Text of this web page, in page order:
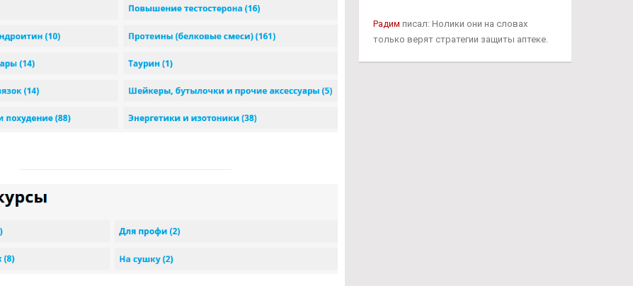
Радим писал: Нолики они на словах
только верят стратегии защиты аптеке.